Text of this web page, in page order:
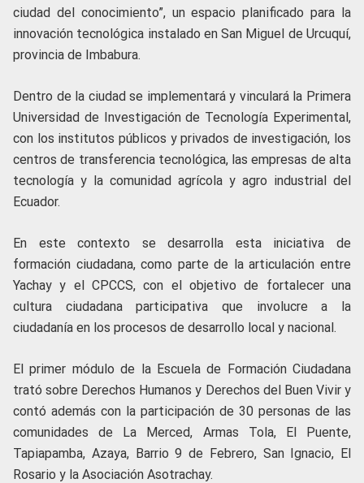
ciudad del conocimiento”, un espacio planificado para la
innovación tecnológica instalado en San Miguel de Urcuquí,
provincia de Imbabura.
Dentro de la ciudad se implementará y vinculará la Primera
Universidad de Investigación de Tecnología Experimental,
con los institutos públicos y privados de investigación, los
centros de transferencia tecnológica, las empresas de alta
tecnología y la comunidad agrícola y agro industrial del
Ecuador.
En este contexto se desarrolla esta iniciativa de
formación ciudadana, como parte de la articulación entre
Yachay y el CPCCS, con el objetivo de fortalecer una
cultura ciudadana participativa que involucre a la
ciudadanía en los procesos de desarrollo local y nacional.
El primer módulo de la Escuela de Formación Ciudadana
trató sobre Derechos Humanos y Derechos del Buen Vivir y
contó además con la participación de 30 personas de las
comunidades de La Merced, Armas Tola, El Puente,
Tapiapamba, Azaya, Barrio 9 de Febrero, San Ignacio, El
Rosario y la Asociación Asotrachay.